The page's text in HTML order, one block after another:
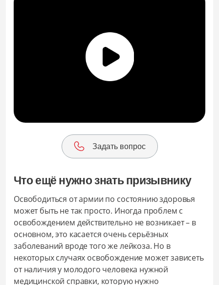
Задать вопрос
Что ещё нужно знать призывнику
Освободиться от армии по состоянию здоровья
может быть не так просто. Иногда проблем с
освобождением действительно не возникает – в
основном, это касается очень серьёзных
заболеваний вроде того же лейкоза. Но в
некоторых случаях освобождение может зависеть
от наличия у молодого человека нужной
медицинской справки, которую нужно